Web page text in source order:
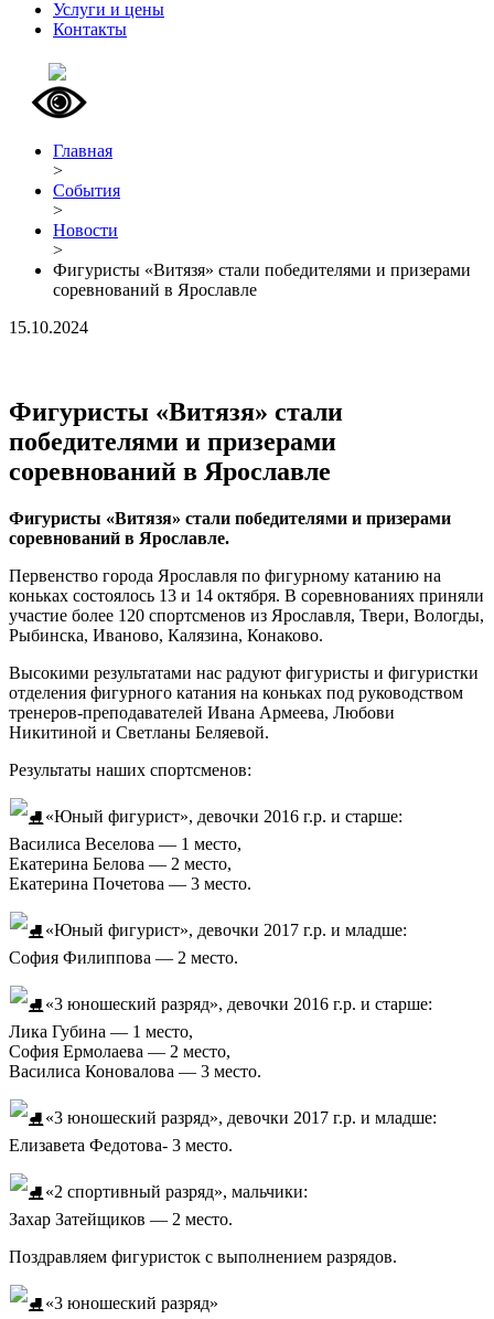
Услуги и цены
Контакты
Главная
>
События
>
Новости
>
Фигуристы «Витязя» стали победителями и призерами
соревнований в Ярославле
15.10.2024
Фигуристы «Витязя» стали
победителями и призерами
соревнований в Ярославле
Фигуристы «Витязя» стали победителями и призерами
соревнований в Ярославле.
Первенство города Ярославля по фигурному катанию на
коньках состоялось 13 и 14 октября. В соревнованиях приняли
участие более 120 спортсменов из Ярославля, Твери, Вологды,
Рыбинска, Иваново, Калязина, Конаково.
Высокими результатами нас радуют фигуристы и фигуристки
отделения фигурного катания на коньках под руководством
тренеров-преподавателей Ивана Армеева, Любови
Никитиной и Светланы Беляевой.
Результаты наших спортсменов:
«Юный фигурист», девочки 2016 г.р. и старше:
Василиса Веселова — 1 место,
Екатерина Белова — 2 место,
Екатерина Почетова — 3 место.
«Юный фигурист», девочки 2017 г.р. и младше:
София Филиппова — 2 место.
«3 юношеский разряд», девочки 2016 г.р. и старше:
Лика Губина — 1 место,
София Ермолаева — 2 место,
Василиса Коновалова — 3 место.
«3 юношеский разряд», девочки 2017 г.р. и младше:
Елизавета Федотова- 3 место.
«2 спортивный разряд», мальчики:
Захар Затейщиков — 2 место.
Поздравляем фигуристок с выполнением разрядов.
«3 юношеский разряд»